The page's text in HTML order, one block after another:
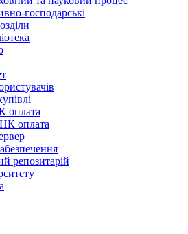
господарські
оплата
репозитарій